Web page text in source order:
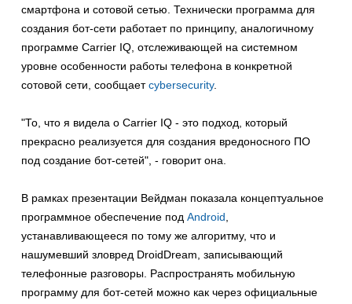
смартфона и сотовой сетью. Технически программа для
создания бот-сети работает по принципу, аналогичному
программе Carrier IQ, отслеживающей на системном
уровне особенности работы телефона в конкретной
сотовой сети, сообщаетcybersecurity.
"То, что я видела о Carrier IQ - это подход, который
прекрасно реализуется для создания вредоносного ПО
под создание бот-сетей", - говорит она.
В рамках презентации Вейдман показала концептуальное
программное обеспечение под Android
устанавливающееся по тому же алгоритму, что и
нашумевший зловред DroidDream, записывающий
телефонные разговоры. Распространять мобильную
программу для бот-сетей можно как через официальные